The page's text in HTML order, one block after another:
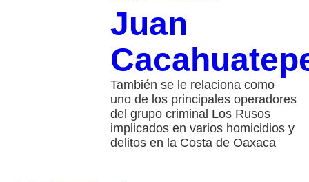
Juan
También se le relaciona como
uno de los principales operadores
del grupo criminal Los Rusos
implicados en varios homicidios y
delitos en la Costa de Oaxaca